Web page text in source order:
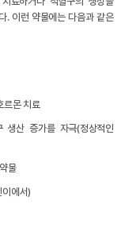
. 이런 약물에는 다음과 같은
르몬 치료
산 증가를 자극(정상적인
물
이에서)